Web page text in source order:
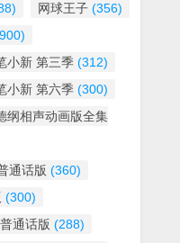
网球王子 (356)
小新 第三季 (312)
小新 第六季 (300)
纲相声动画版全集
通话版 (360)
(300)
通话版 (288)